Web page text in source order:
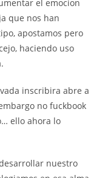
el emocion
que nos han
apostamos pero
haciendo uso
inscribira abre a
no fuckbook
ello ahora lo
nuestro